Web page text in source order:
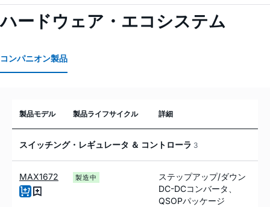
ハードウェア・エコシステム
コンパニオン製品
製品モデル 製品ライフサイクル 詳細
スイッチング・レギュレータ ＆ コントローラ 3
MAX1672 製造中
ステップアップ/ダウン
DC-DCコンバータ、
QSOPパッケージ